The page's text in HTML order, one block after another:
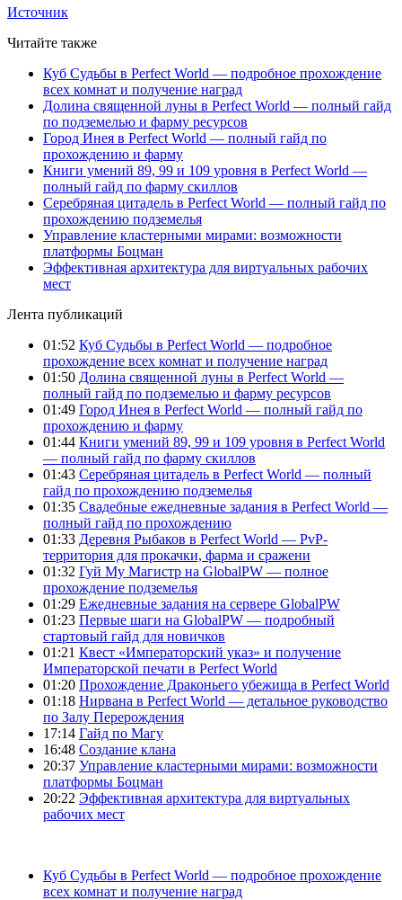
Источник
Читайте также
Куб Судьбы в Perfect World — подробное прохождение
всех комнат и получение наград
Долина священной луны в Perfect World — полный гайд
по подземелью и фарму ресурсов
Город Инея в Perfect World — полный гайд по
прохождению и фарму
Книги умений 89, 99 и 109 уровня в Perfect World —
полный гайд по фарму скиллов
Серебряная цитадель в Perfect World — полный гайд по
прохождению подземелья
Управление кластерными мирами: возможности
платформы Боцман
Эффективная архитектура для виртуальных рабочих
мест
Лента публикаций
01:52 Куб Судьбы в Perfect World — подробное
прохождение всех комнат и получение наград
01:50 Долина священной луны в Perfect World —
полный гайд по подземелью и фарму ресурсов
01:49 Город Инея в Perfect World — полный гайд по
прохождению и фарму
01:44 Книги умений 89, 99 и 109 уровня в Perfect World
— полный гайд по фарму скиллов
01:43 Серебряная цитадель в Perfect World — полный
гайд по прохождению подземелья
01:35 Свадебные ежедневные задания в Perfect World —
полный гайд по прохождению
01:33 Деревня Рыбаков в Perfect World — PvP-
территория для прокачки, фарма и сражени
01:32 Гуй Му Магистр на GlobalPW — полное
прохождение подземелья
01:29 Ежедневные задания на сервере GlobalPW
01:23 Первые шаги на GlobalPW — подробный
стартовый гайд для новичков
01:21 Квест «Императорский указ» и получение
Императорской печати в Perfect World
01:20 Прохождение Драконьего убежища в Perfect World
01:18 Нирвана в Perfect World — детальное руководство
по Залу Перерождения
17:14 Гайд по Магу
16:48 Создание клана
20:37 Управление кластерными мирами: возможности
платформы Боцман
20:22 Эффективная архитектура для виртуальных
рабочих мест
Куб Судьбы в Perfect World — подробное прохождение
всех комнат и получение наград